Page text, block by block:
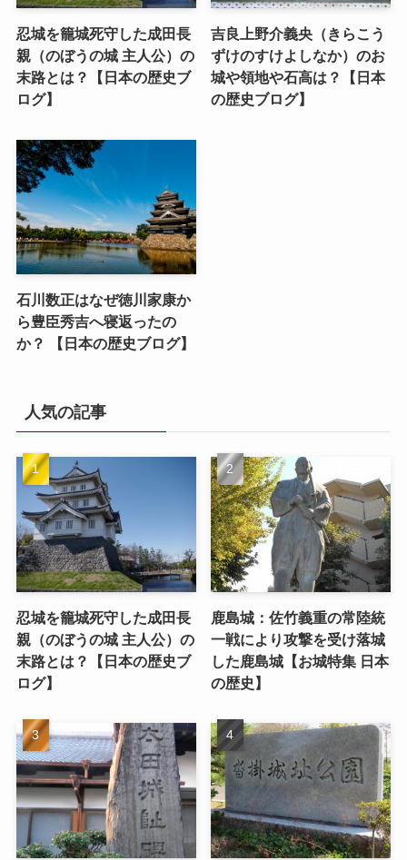
忍城を籠城死守した成田長
親（のぼうの城 主人公）の
末路とは？【日本の歴史ブ
ログ】
吉良上野介義央（きらこう
ずけのすけよしなか）のお
城や領地や石高は？【日本
の歴史ブログ】
石川数正はなぜ徳川家康か
ら豊臣秀吉へ寝返ったの
か？ 【日本の歴史ブログ】
人気の記事
忍城を籠城死守した成田長
親（のぼうの城 主人公）の
末路とは？【日本の歴史ブ
ログ】
鹿島城：佐竹義重の常陸統
一戦により攻撃を受け落城
した鹿島城【お城特集 日本
の歴史】